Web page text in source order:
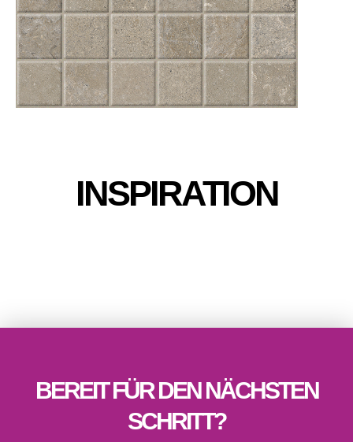
INSPIRATION
BEREIT FÜR DEN NÄCHSTEN
SCHRITT?